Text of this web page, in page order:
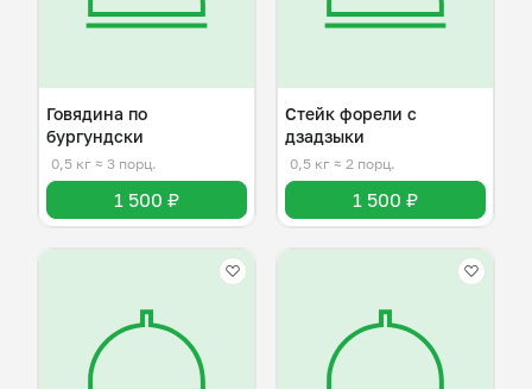
Говядина по
бургундски
0,5 кг ≈ 3 порц.
1 500 ₽
Стейк форели с
дзадзыки
0,5 кг ≈ 2 порц.
1 500 ₽